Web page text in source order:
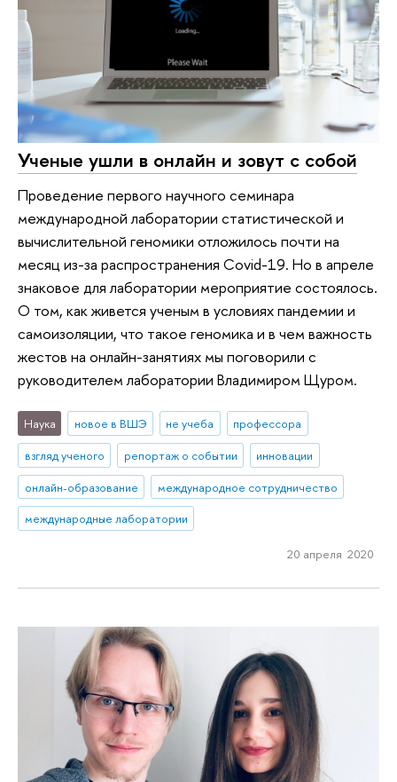
Ученые ушли в онлайн и зовут с собой
Проведение первого научного семинара
международной лаборатории статистической и
вычислительной геномики отложилось почти на
месяц из-за распространения Covid-19. Но в апреле
знаковое для лаборатории мероприятие состоялось.
О том, как живется ученым в условиях пандемии и
самоизоляции, что такое геномика и в чем важность
жестов на онлайн-занятиях мы поговорили с
руководителем лаборатории Владимиром Щуром.
Наука новое в ВШЭ не учеба
профессора
взгляд ученого
репортаж о событии
инновации
онлайн-образование
международное сотрудничество
международные лаборатории
20 апреля 2020